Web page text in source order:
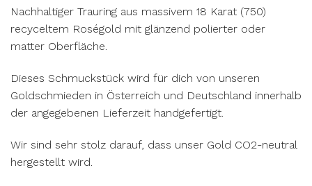
Nachhaltiger Trauring aus massivem 18 Karat (750)
recyceltem Roségold mit glänzend polierter oder
matter Oberfläche.
Dieses Schmuckstück wird für dich von unseren
Goldschmieden in Österreich und Deutschland innerhalb
der angegebenen Lieferzeit handgefertigt.
Wir sind sehr stolz darauf, dass unser Gold CO2-neutral
hergestellt wird.